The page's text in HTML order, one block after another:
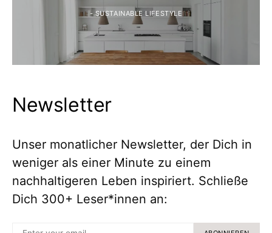
- SUSTAINABLE LIFESTYLE
Newsletter
Unser monatlicher Newsletter, der Dich in
weniger als einer Minute zu einem
nachhaltigeren Leben inspiriert. Schließe
Dich 300+ Leser*innen an: